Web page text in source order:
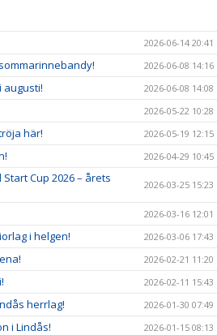
2026-06-14 20:41
2026-06-08 14:16
augusti! 2026-06-08 14:08
2026-05-22 10:28
här! 2026-05-19 12:15
2026-04-29 10:45
Cup 2026 – årets
2026-03-25 15:23
2026-03-16 12:01
i helgen! 2026-03-06 17:43
2026-02-21 11:20
2026-02-11 15:43
herrlag! 2026-01-30 07:49
i Lindås! 2026-01-15 08:13